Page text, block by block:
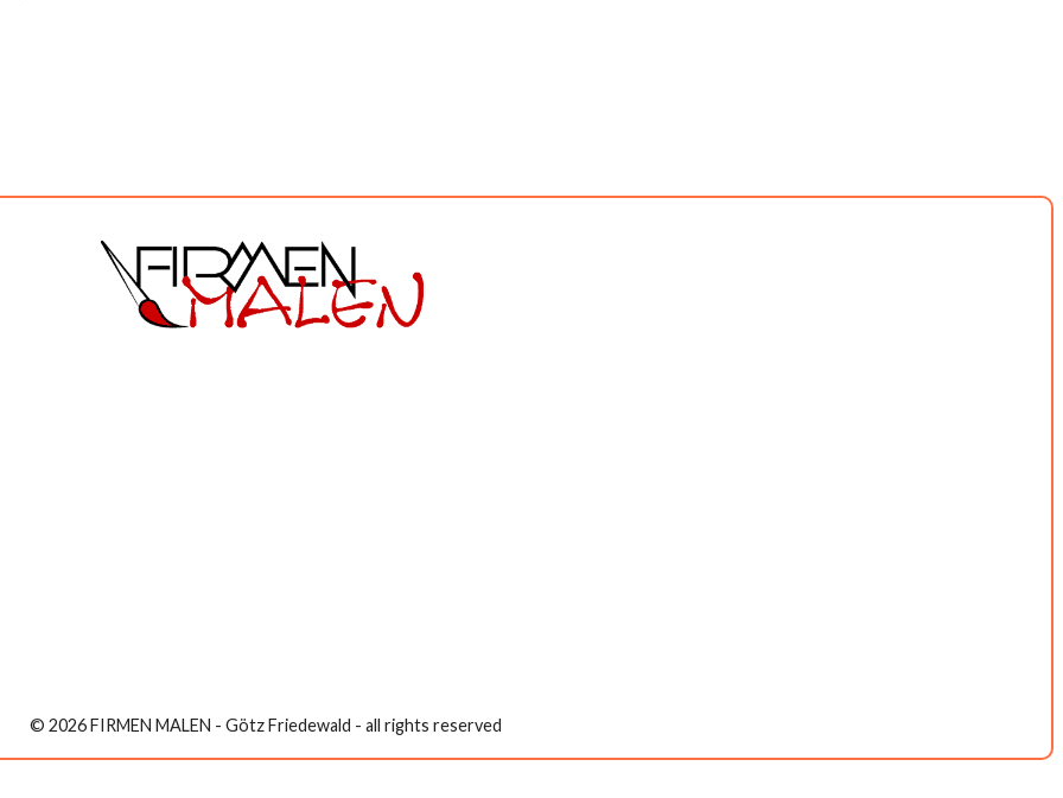
© 2026 FIRMEN MALEN - Götz Friedewald - all rights reserved